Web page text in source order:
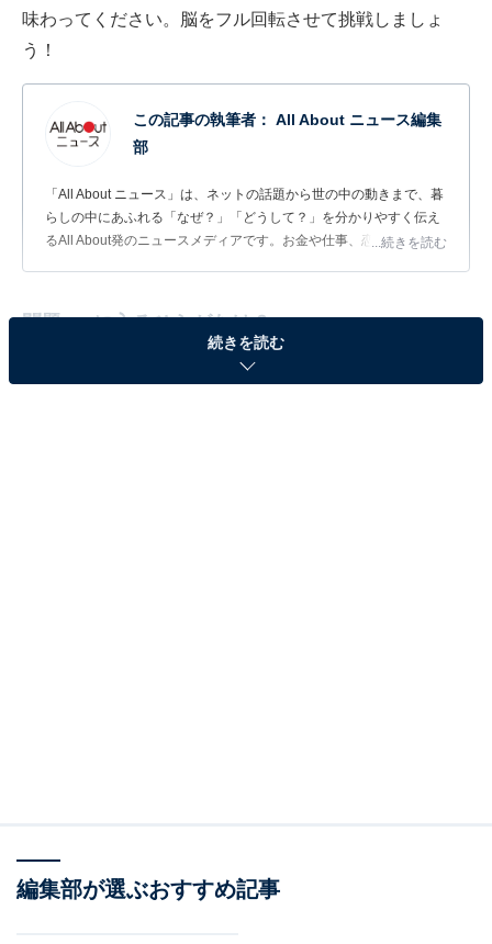
味わってください。脳をフル回転させて挑戦しましょ
う！
この記事の執筆者： All About ニュース編集
部
「All About ニュース」は、ネットの話題から世の中の動きまで、暮
らしの中にあふれる「なぜ？」「どうして？」を分かりやすく伝え
るAll About発のニュースメディアです。お金や仕事、恋愛、ITに関
...続きを読む
問題：□に入るひらがなは？
・か □ が □（横の言葉）
・に □ し（縦の言葉）
続きを読む
編集部が選ぶおすすめ記事